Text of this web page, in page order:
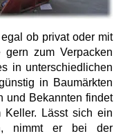
ob privat oder mit
zum Verpacken
in unterschiedlichen
in Baumärkten
und Bekannten findet
Keller. Lässt sich ein
nimmt er bei der